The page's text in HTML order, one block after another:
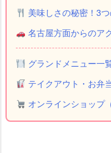
美味しさの秘密！3
名古屋方面からのア
グランドメニュー一
テイクアウト・お弁
オンラインショップ